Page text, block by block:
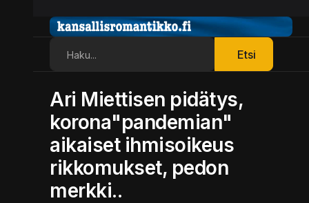
Etsi
Ari Miettisen pidätys,
korona"pandemian"
aikaiset ihmisoikeus
rikkomukset, pedon
merkki..